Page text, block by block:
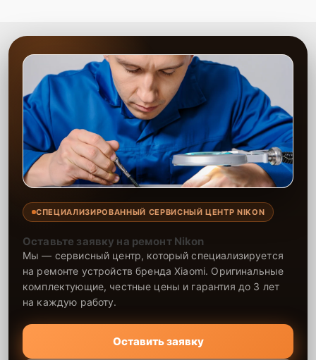
СПЕЦИАЛИЗИРОВАННЫЙ СЕРВИСНЫЙ ЦЕНТР NIKON
Оставьте заявку на ремонт Nikon
Мы — сервисный центр, который специализируется
на ремонте устройств бренда Xiaomi. Оригинальные
комплектующие, честные цены и гарантия до 3 лет
на каждую работу.
Оставить заявку